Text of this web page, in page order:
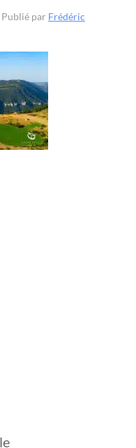
Publié par Frédéric